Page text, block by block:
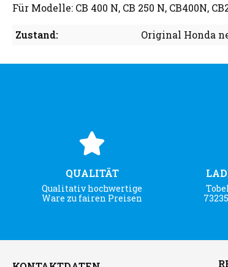
Für Modelle: CB 400 N, CB 250 N, CB400N,
Zustand: Original Honda
QUALITÄT
Qualitativ hochwertige
Ware zu fairen Preisen